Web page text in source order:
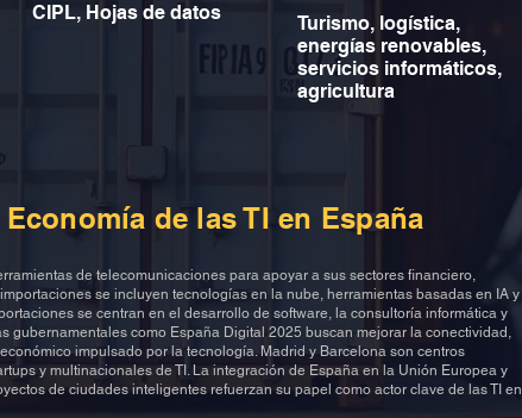
CIPL, Hojas de datos
Turismo, logística,
energías renovables,
servicios informáticos,
agricultura
de las TI en España
de telecomunicaciones para apoyar a sus sectores financiero,
se incluyen tecnologías en la nube, herramientas basadas en IA y
se centran en el desarrollo de software, la consultoría informática y
gubernamentales como España Digital 2025 buscan mejorar la conectividad,
impulsado por la tecnología. Madrid y Barcelona son centros
y multinacionales de TI. La integración de España en la Unión Europea y
de ciudades inteligentes refuerzan su papel como actor clave de las TI en